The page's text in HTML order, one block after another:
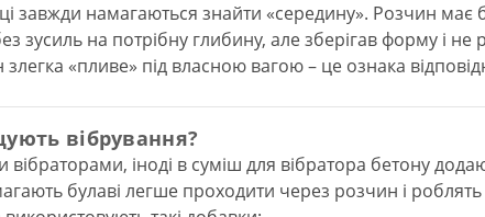
завжди намагаються знайти «середину». Розчин
зусиль на потрібну глибину, але зберігав форму і не
злегка «пливе» під власною вагою – це ознака
вібрування?
іноді в суміш для вібратора бетону
булаві легше проходити через розчин і